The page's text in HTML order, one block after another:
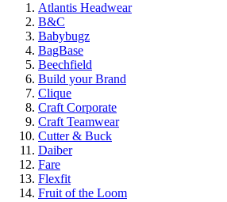
Atlantis Headwear
B&C
Babybugz
BagBase
Beechfield
Build your Brand
Clique
Craft Corporate
Craft Teamwear
Cutter & Buck
Daiber
Fare
Flexfit
Fruit of the Loom